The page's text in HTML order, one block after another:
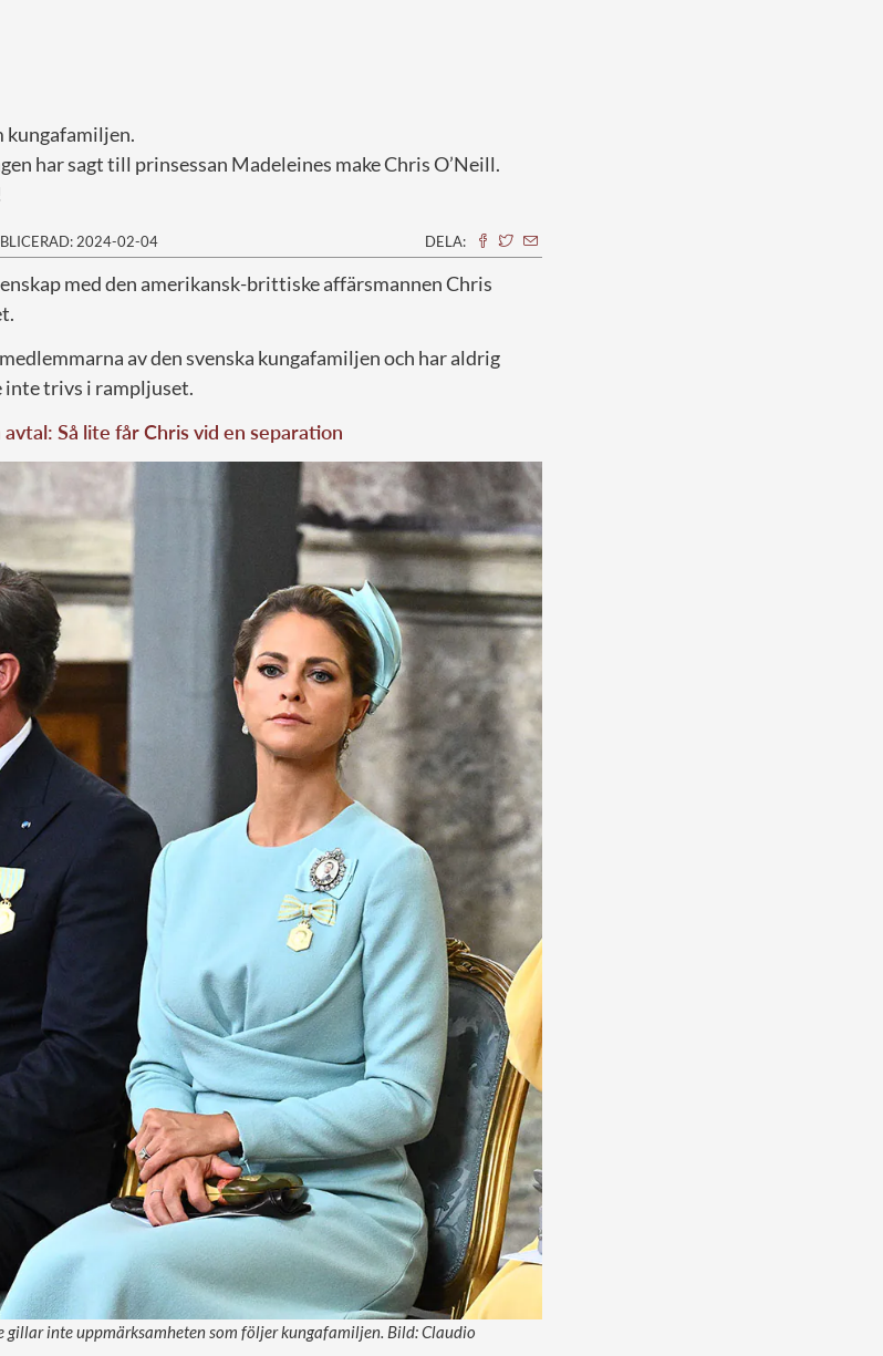
kungafamiljen.
har sagt till prinsessan Madeleines make Chris O’Neill.
2024-02-04 DELA:
med den amerikansk-brittiske affärsmannen Chris
av den svenska kungafamiljen och har aldrig
inte trivs i rampljuset.
Så lite får Chris vid en separation
gillar inte uppmärksamheten som följer kungafamiljen. Bild: Claudio